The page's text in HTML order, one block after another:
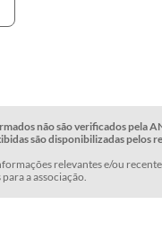
não são verificados pela
são disponibilizadas pelos
relevantes e/ou
a associação.